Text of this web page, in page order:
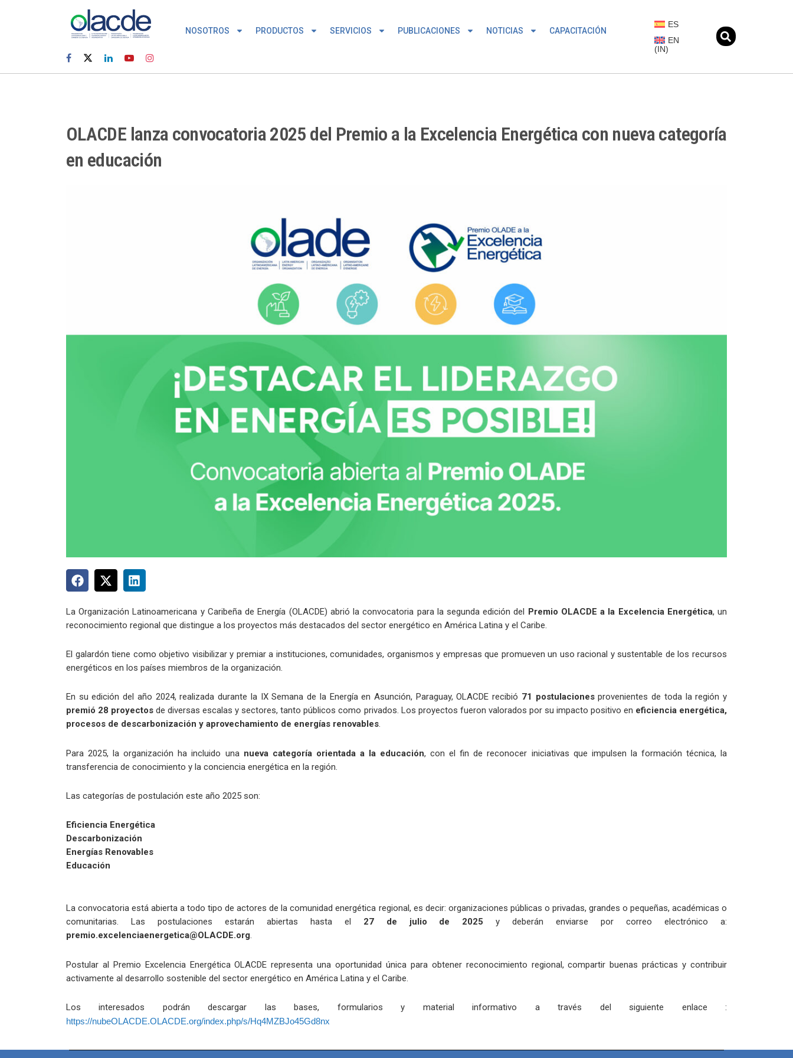
NOSOTROS PRODUCTOS SERVICIOS PUBLICACIONES NOTICIAS CAPACITACIÓN
ES
EN
(IN)
OLACDE lanza convocatoria 2025 del Premio a la Excelencia Energética con nueva categoría
en educación
La Organización Latinoamericana y Caribeña de Energía (OLACDE) abrió la convocatoria para la segunda edición del Premio OLACDE a la Excelencia Energética, un
reconocimiento regional que distingue a los proyectos más destacados del sector energético en América Latina y el Caribe.
El galardón tiene como objetivo visibilizar y premiar a instituciones, comunidades, organismos y empresas que promueven un uso racional y sustentable de los recursos
energéticos en los países miembros de la organización.
En su edición del año 2024, realizada durante la IX Semana de la Energía en Asunción, Paraguay, OLACDE recibió 71 postulacionesprovenientes de toda la región y
premió 28 proyectos de diversas escalas y sectores, tanto públicos como privados. Los proyectos fueron valorados por su impacto positivo en eficiencia energética,
procesos de descarbonización y aprovechamiento de energías renovables.
Para 2025, la organización ha incluido una nueva categoría orientada a la educación, con el fin de reconocer iniciativas que impulsen la formación técnica, la
transferencia de conocimiento y la conciencia energética en la región.
Las categorías de postulación este año 2025 son:
Eficiencia Energética
Descarbonización
Energías Renovables
Educación
La convocatoria está abierta a todo tipo de actores de la comunidad energética regional, es decir: organizaciones públicas o privadas, grandes o pequeñas, académicas o
comunitarias. Las postulaciones estarán abiertas hasta el 27 de julio de 2025 y deberán enviarse por correo electrónico a:
premio.excelenciaenergetica@OLACDE.org.
Postular al Premio Excelencia Energética OLACDE representa una oportunidad única para obtener reconocimiento regional, compartir buenas prácticas y contribuir
activamente al desarrollo sostenible del sector energético en América Latina y el Caribe.
Los interesados podrán descargar las bases, formularios y material informativo a través del siguiente enlace :
https://nubeOLACDE.OLACDE.org/index.php/s/Hq4MZBJo45Gd8nx